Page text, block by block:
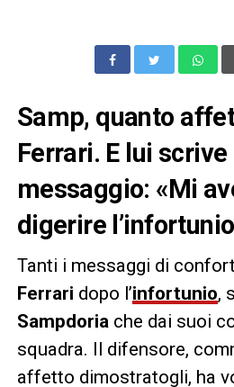
Samp, quanto
Ferrari. E lui scrive
messaggio: «Mi
digerire
Tanti i messaggi di
Ferrari dopo l’infortunio,
Sampdoria che dai suoi
squadra. Il difensore,
affetto dimostratogli, ha